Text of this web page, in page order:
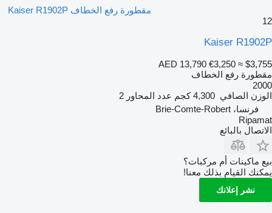
مقطورة رفع الخطاف Kaiser R1902P
12
Kaiser R1902P
AED 13,790 €3,250 ≈ $3,755
مقطورة رفع الخطاف
2000
الوزن الصافي 4,300 كجم عدد المحاور 2
فرنسا، Brie-Comte-Robert
Ripamat
الاتصال بالبائع
بيع ماكينات أم مركبات؟
يمكنك القيام بذلك معنا!
نشر إعلانك